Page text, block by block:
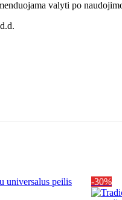
valyti po
-30%